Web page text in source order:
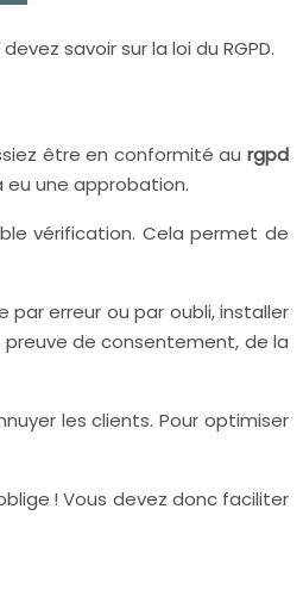
savoir sur la loi du RGPD.
être en conformité au rgpd
eu une approbation.
vérification. Cela permet de
erreur ou par oubli, installer
preuve de consentement, de la
les clients. Pour optimiser
! Vous devez donc faciliter